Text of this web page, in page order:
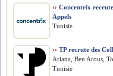
›› Concentrix
Appels
Tunisie
›› TP recrute des
Ariana, Ben Arous,
Tunisie